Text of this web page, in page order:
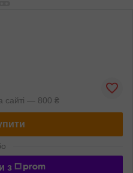
сайті — 800 ₴
з